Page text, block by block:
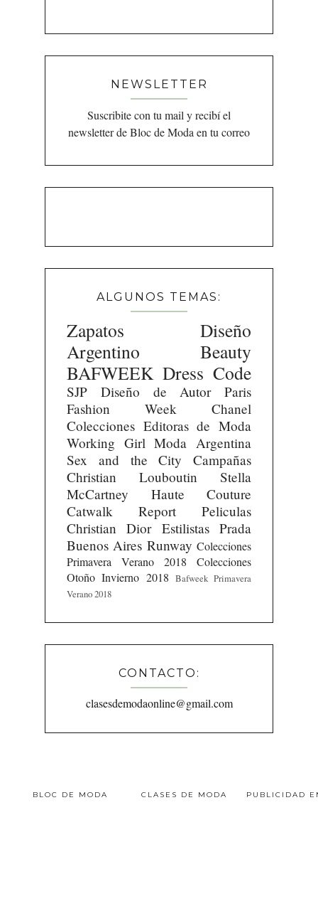
NEWSLETTER
Suscribite con tu mail y recibí el
newsletter de Bloc de Moda en tu correo
ALGUNOS TEMAS:
Zapatos
Diseño
Argentino
Beauty
BAFWEEK Dress Code
SJP Diseño de Autor
Paris
Fashion Week
Chanel
Colecciones Editoras de Moda
Working Girl Moda Argentina
Sex and the City
Campañas
Christian Louboutin
Stella
McCartney
Haute Couture
Catwalk Report
Peliculas
Christian Dior Estilistas Prada
Buenos Aires Runway Colecciones
Primavera Verano 2018
Colecciones
Otoño Invierno 2018 Bafweek Primavera
Verano 2018
CONTACTO:
clasesdemodaonline@gmail.com
BLOC DE MODA CLASES DE MODA PUBLICIDAD